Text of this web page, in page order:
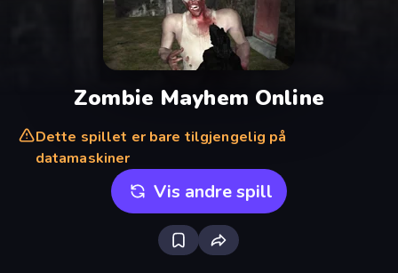
Zombie Mayhem Online
Dette spillet er bare tilgjengelig på
datamaskiner
Vis andre spill